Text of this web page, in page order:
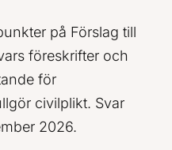
på Förslag till
föreskrifter och
för
civilplikt. Svar
2026.